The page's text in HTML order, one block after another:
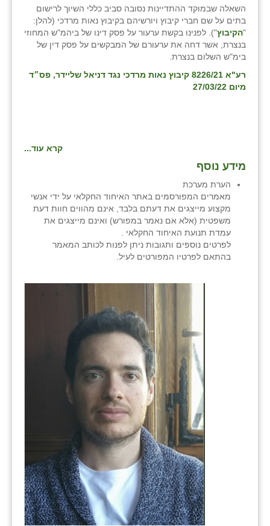
השאלה שבמוקד ההתדיינות נסובה סביב כללי השיוך לרישום
בתים על שם חברי קיבוץ ויורשיהם בקיבוץ נאות מרדכי (להלן:
"הקיבוץ"). לפנינו בקשת ערעור על פסק דינו של ביהמ"ש המחוזי
בנצרת, אשר דחה את ערעורם של המבקשים על פסק דין של
בימ"ש השלום בנצרת.
רע"א 8226/21 קיבוץ נאות מרדכי נגד דניאל שליידר, פס״ד
מיום 27/03/22
קרא עוד...
מידע נוסף
הערת מערכת
מאמרים המפורסמים באתר האיחוד החקלאי על ידי אנשי
מקצוע מייצגים את דעתם בלבד, אינם מהווים חוות דעת
משפטית (אלא אם נאמר במפורש) ואינם מייצגים את
עמדת תנועת האיחוד החקלאי .
לפרטים נוספים ותגובות ניתן לפנות לכותב המאמר
בהתאם לפרטיו המפורטים לעיל.